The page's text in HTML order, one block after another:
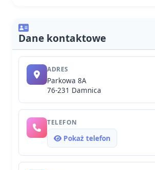
Dane kontaktowe
ADRES
Parkowa 8A
76-231 Damnica
TELEFON
Pokaż telefon